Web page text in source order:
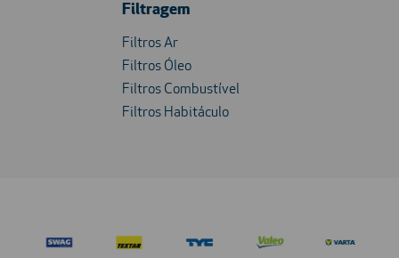
Filtragem
Filtros Ar
Filtros Óleo
Filtros Combustível
Filtros Habitáculo